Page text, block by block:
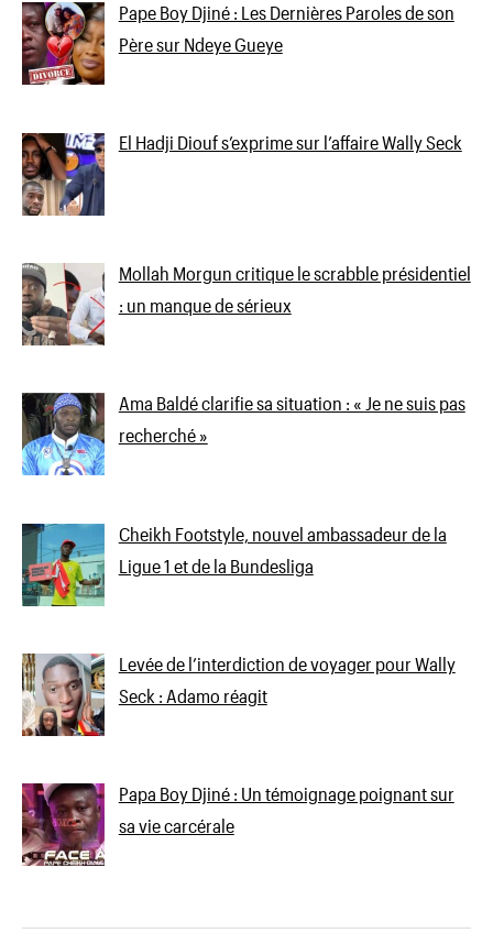
Pape Boy Djiné : Les Dernières Paroles de son
Père sur Ndeye Gueye
El Hadji Diouf s’exprime sur l’affaire Wally Seck
Mollah Morgun critique le scrabble présidentiel
: un manque de sérieux
Ama Baldé clarifie sa situation : « Je ne suis pas
recherché »
Cheikh Footstyle, nouvel ambassadeur de la
Ligue 1 et de la Bundesliga
Levée de l’interdiction de voyager pour Wally
Seck : Adamo réagit
Papa Boy Djiné : Un témoignage poignant sur
sa vie carcérale